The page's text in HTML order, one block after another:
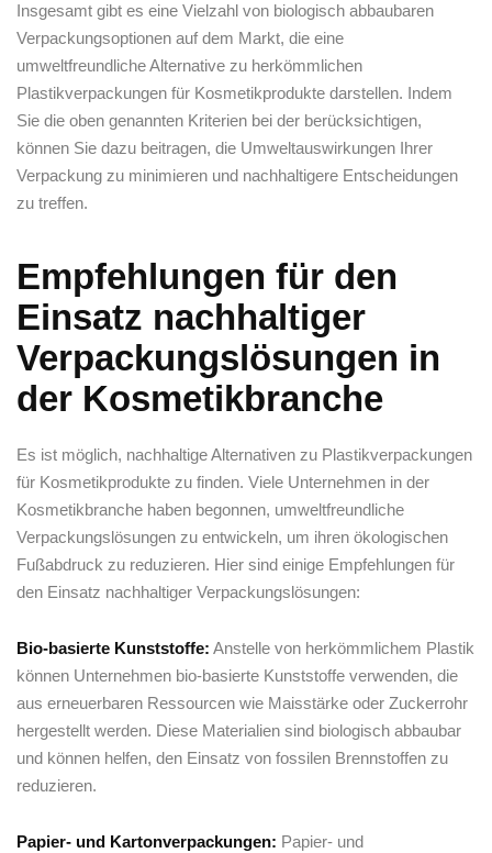
Insgesamt gibt es eine Vielzahl von biologisch⁣ abbaubaren⁣
Verpackungsoptionen auf dem ‍Markt, die eine
umweltfreundliche ⁤Alternative zu herkömmlichen
⁤Plastikverpackungen für Kosmetikprodukte ⁣darstellen. Indem
Sie die oben ⁢genannten Kriterien​ bei der ‌berücksichtigen,
können Sie dazu beitragen, die ​Umweltauswirkungen Ihrer
Verpackung zu⁣ minimieren und nachhaltigere Entscheidungen⁣
zu treffen.
Empfehlungen‍ für den
Einsatz nachhaltiger
Verpackungslösungen in
‍der Kosmetikbranche
Es ist möglich, nachhaltige Alternativen zu ​Plastikverpackungen
für​ Kosmetikprodukte zu finden.‍ Viele⁢ Unternehmen​ in der
Kosmetikbranche haben ‍begonnen, umweltfreundliche
Verpackungslösungen​ zu entwickeln,⁢ um ihren ökologischen
Fußabdruck zu reduzieren. Hier sind einige Empfehlungen für
den Einsatz ‌nachhaltiger‍ Verpackungslösungen:
Bio-basierte Kunststoffe: Anstelle von herkömmlichem‌ Plastik
können ‌Unternehmen bio-basierte Kunststoffe ​verwenden, die
aus erneuerbaren Ressourcen⁤ wie Maisstärke oder Zuckerrohr
hergestellt werden. Diese⁤ Materialien sind biologisch abbaubar
und können ⁤helfen, den Einsatz ‌von fossilen Brennstoffen zu
reduzieren.
Papier- ‌und ‌Kartonverpackungen: Papier- und